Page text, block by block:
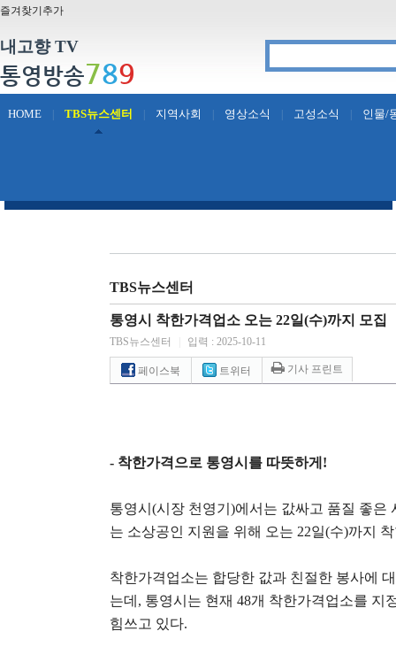
즐겨찾기추가
내고향 TV
통영방송789
HOME TBS뉴스센터 지역사회 영상소식 고성소식 인물/
TBS뉴스센터
통영시 착한가격업소 오는 22일(수)까지 모집
TBS뉴스센터 입력 : 2025-10-11
페이스북 트위터 기사 프린트
- 착한가격으로 통영시를 따뜻하게 !
통영시 (시장 천영기 )에서는 값싸고 품질 좋은
는 소상공인 지원을 위해 오는 22일(수)까지
착한가격업소는 합당한 값과 친절한 봉사에
는데 , 통영시는 현재 48개 착한가격업소를 지
힘쓰고 있다.